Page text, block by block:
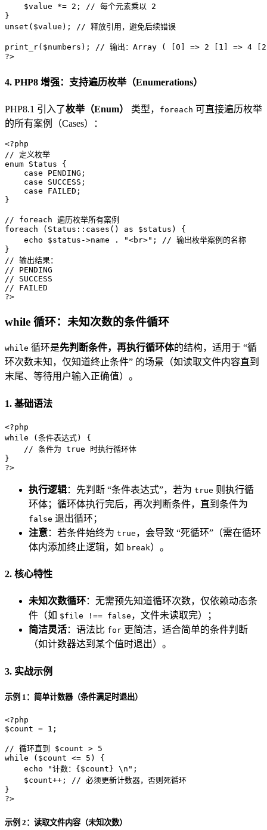
$value *= 2 ; // 每个元素乘以 2
unset ( $value ); // 释放引用，避免后续错误
print_r( $numbers ); // 输出：Array ( [0] => 2 [1] => 4
?>
4. PHP8 增强：支持遍历枚举（Enumerations）
PHP8.1 引入了枚举（Enum） 类型， foreach 可直接遍历枚举
的所有案例（Cases）：
<?php
// 定义枚举
enum Status
{
case PENDING;
case SUCCESS;
case FAILED;
}
// foreach 遍历枚举所有案例
foreach ( Status :: cases () as $status ) {
echo
$status ->name . "<br>" ;
// 输出枚举案例的名称
// 输出结果：
// PENDING
// SUCCESS
// FAILED
?>
while 循环：未知次数的条件循环
while 循环是先判断条件，再执行循环体的结构，适用于 “循
环次数未知，仅知道终止条件” 的场景（如读取文件内容直到
末尾、等待用户输入正确值）。
1. 基础语法
<?php
while (条件表达式) {
// 条件为 true 时执行循环体
?>
执行逻辑：先判断 “条件表达式”，若为 true 则执行循
环体；循环体执行完后，再次判断条件，直到条件为
false 退出循环；
注意：若条件始终为 true ，会导致 “死循环”（需在循环
体内添加终止逻辑，如 break）。
2. 核心特性
未知次数循环：无需预先知道循环次数，仅依赖动态条
件（如 $file !== false ，文件未读取完）；
简洁灵活：语法比 for 更简洁，适合简单的条件判断
（如计数器达到某个值时退出）。
3. 实战示例
示例 1：简单计数器（条件满足时退出）
<?php
$count = 1 ;
// 循环直到 $count > 5
while ( $count <= 5 ) {
echo
"计数： {$count} \n" ;
$count++; // 必须更新计数器，否则死循环
?>
示例 2：读取文件内容（未知次数）